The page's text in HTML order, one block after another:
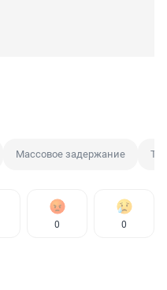
Массовое задержание
0 0